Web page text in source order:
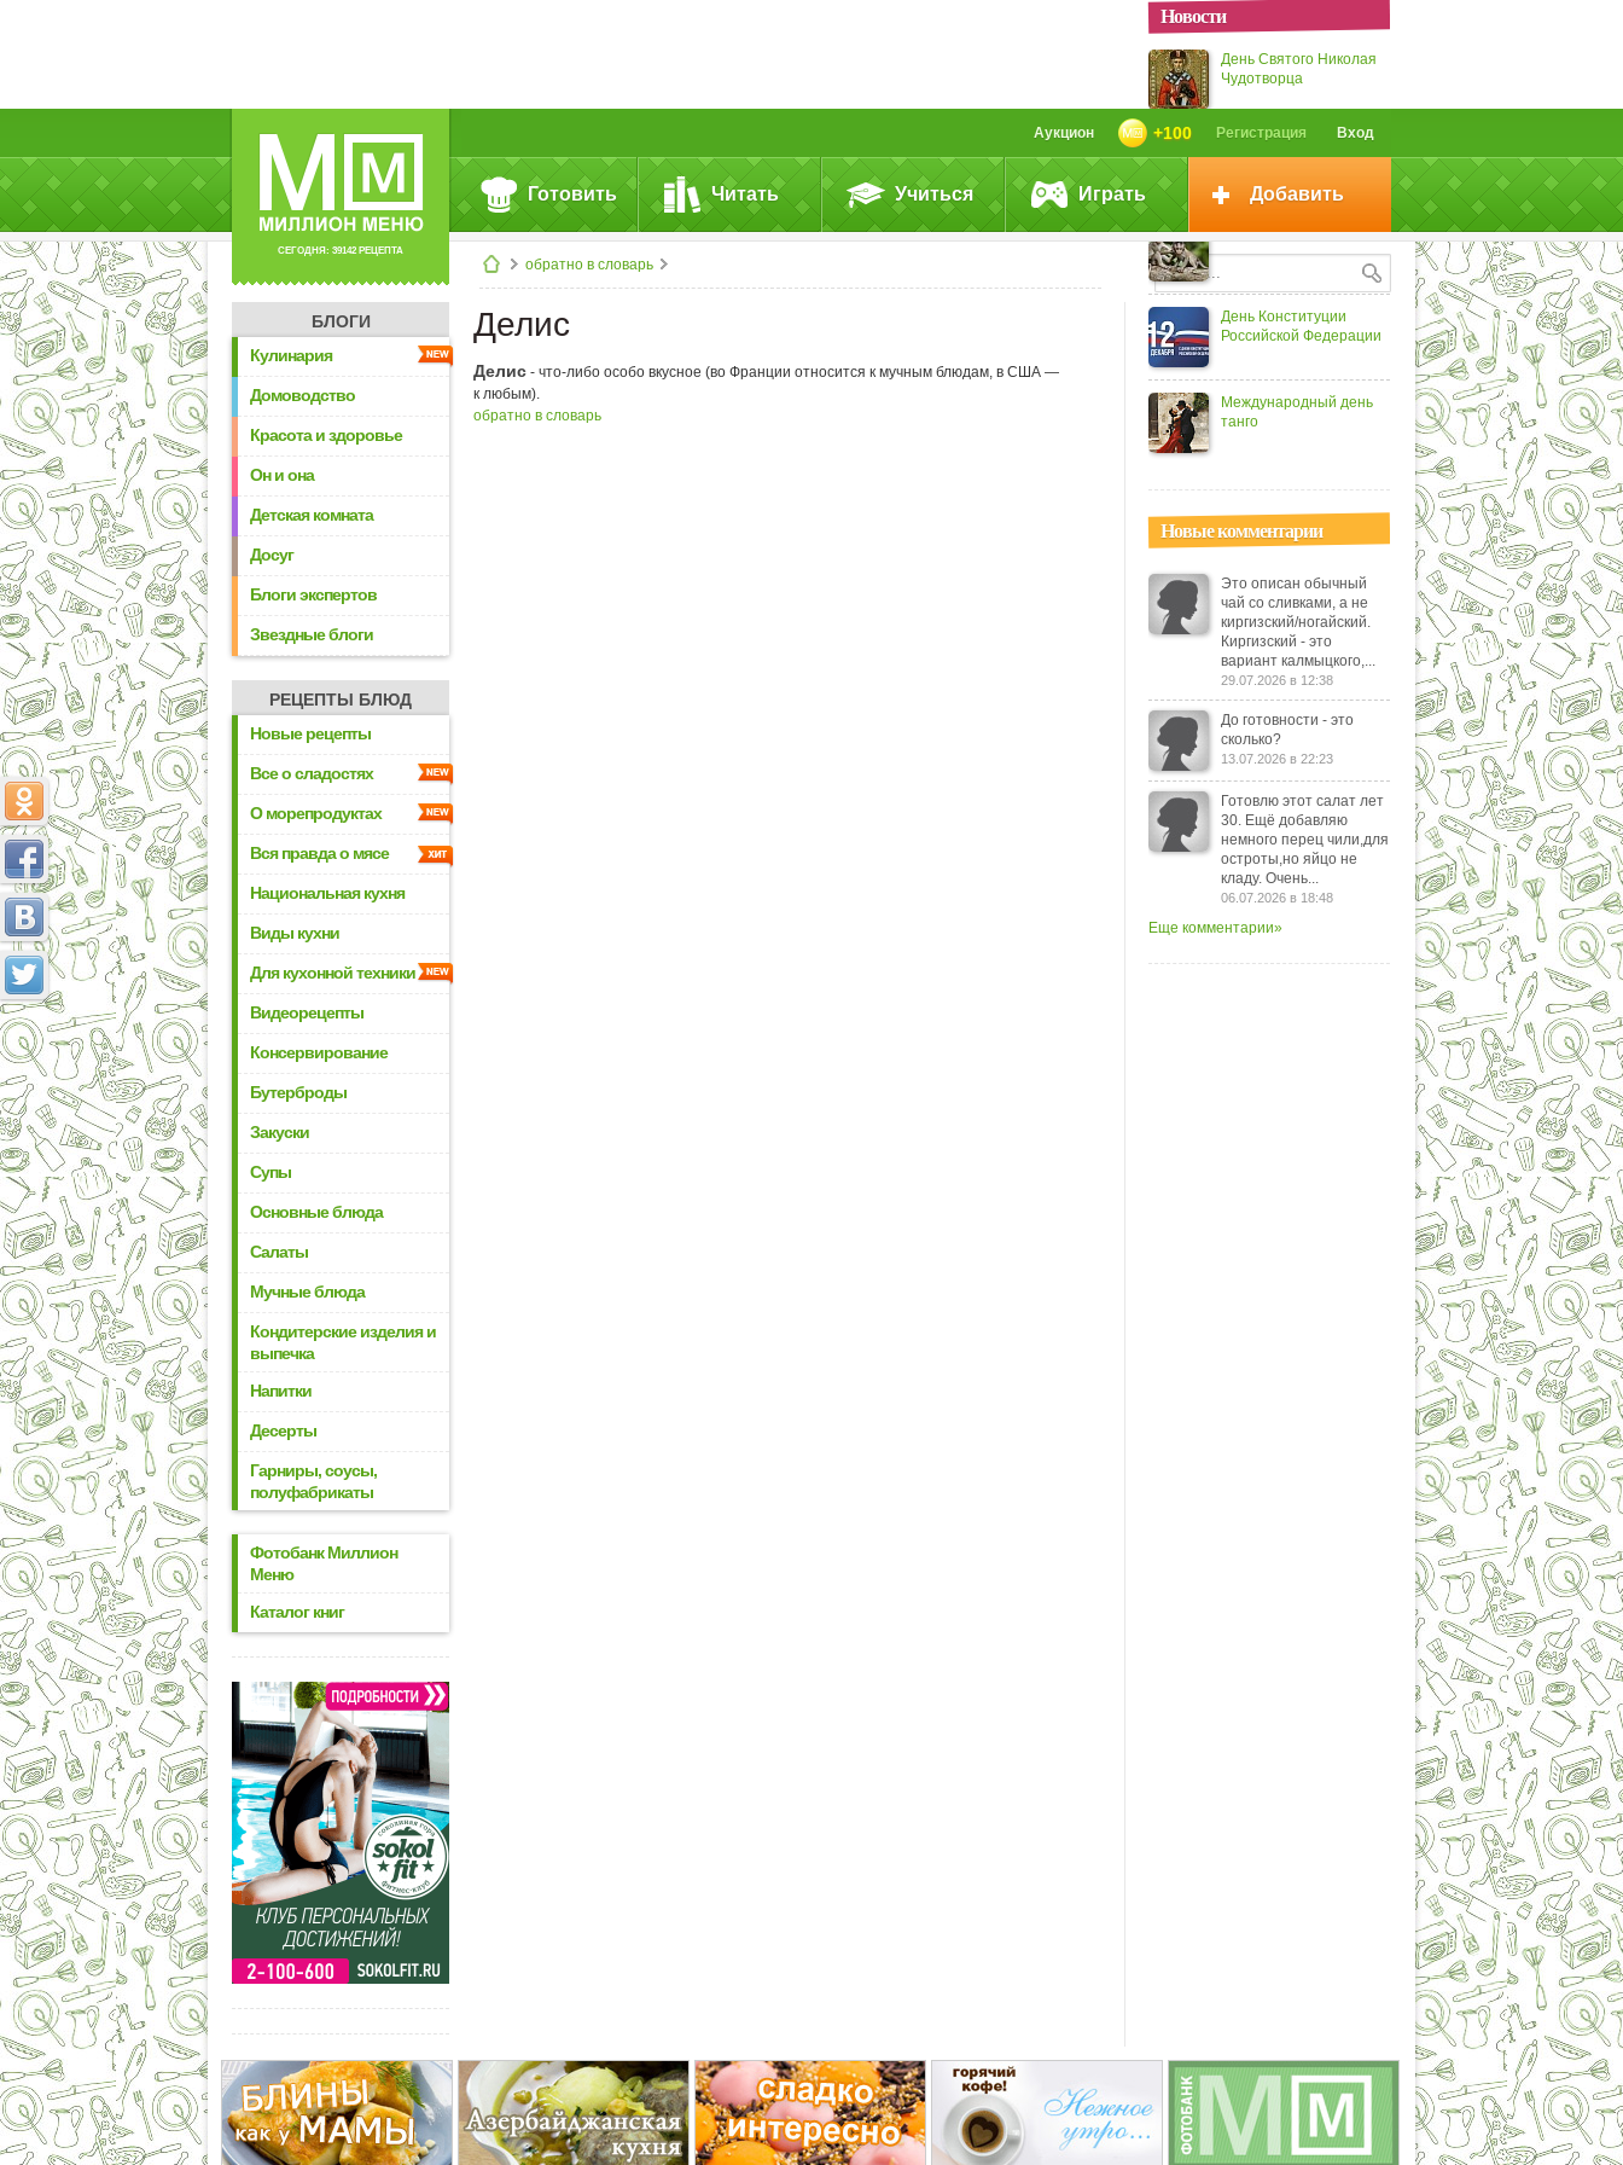
СЕГОДНЯ: 39142 РЕЦЕПТА
Вход
Регистрация
+100
Аукцион
Готовить Читать Учиться Играть Добавить
обратно в словарь
БЛОГИ
Кулинария
Домоводство
Красота и здоровье
Он и она
Детская комната
Досуг
Блоги экспертов
Звездные блоги
РЕЦЕПТЫ БЛЮД
Новые рецепты
Все о сладостях
О морепродуктах
Вся правда о мясе
Национальная кухня
Виды кухни
Для кухонной техники
Видеорецепты
Консервирование
Бутерброды
Закуски
Супы
Основные блюда
Салаты
Мучные блюда
Кондитерские изделия и
выпечка
Напитки
Десерты
Гарниры, соусы,
полуфабрикаты
Фотобанк Миллион
Меню
Каталог книг
Делис
Делис - что-либо особо вкусное (во Франции относится к мучным блюдам, в США —
к любым).
обратно в словарь
Новости
День Святого Николая
Чудотворца
Международный день
День обезьян
День Конституции
Российской Федерации
Международный день
танго
Новые комментарии
Это описан обычный
чай со сливками, а не
киргизский/ногайский.
Киргизский - это
вариант калмыцкого,...
29.07.2026 в 12:38
До готовности - это
сколько?
13.07.2026 в 22:23
Готовлю этот салат лет
30. Ещё добавляю
немного перец чили,для
остроты,но яйцо не
кладу. Очень...
06.07.2026 в 18:48
Еще комментарии»